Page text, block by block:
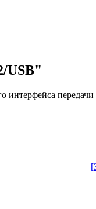
USB"
интерфейса